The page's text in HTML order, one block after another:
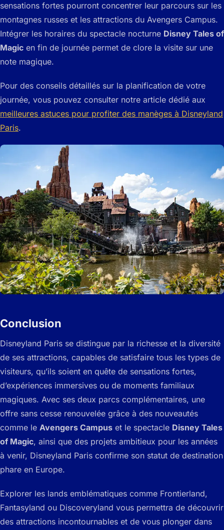
sensations fortes pourront concentrer leur parcours sur les
montagnes russes et les attractions du Avengers Campus.
Intégrer les horaires du spectacle nocturne Disney Tales of
Magic en fin de journée permet de clore la visite sur une
note magique.
Pour des conseils détaillés sur la planification de votre
journée, vous pouvez consulter notre article dédié aux
meilleures astuces pour profiter des manèges à Disneyland
Paris.
Conclusion
Disneyland Paris se distingue par la richesse et la diversité
de ses attractions, capables de satisfaire tous les types de
visiteurs, qu’ils soient en quête de sensations fortes,
d’expériences immersives ou de moments familiaux
magiques. Avec ses deux parcs complémentaires, une
offre sans cesse renouvelée grâce à des nouveautés
comme le Avengers Campus et le spectacle Disney Tales
of Magic, ainsi que des projets ambitieux pour les années
à venir, Disneyland Paris confirme son statut de destination
phare en Europe.
Explorer les lands emblématiques comme Frontierland,
Fantasyland ou Discoveryland vous permettra de découvrir
des attractions incontournables et de vous plonger dans